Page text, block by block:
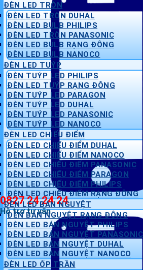
0827 24 24 24
Hỗ trợ tư vấn
ĐÈN LED TRÒN
ĐÈN LED TRÒN DUHAL
ĐÈN LED BULB PHILIPS
ĐÈN LED TRÒN PANASONIC
ĐÈN LED BULB RẠNG ĐÔNG
ĐÈN LED BULB NANOCO
ĐÈN LED TUÝP
ĐÈN TUÝP LED PHILIPS
ĐÈN LED TUÝP RẠNG ĐÔNG
ĐÈN TUÝP LED PARAGON
ĐÈN TUÝP LED DUHAL
ĐÈN TUÝP LED PANASONIC
ĐÈN TUÝP LED NANOCO
ĐÈN LED CHIẾU ĐIỂM
ĐÈN LED CHIẾU ĐIỂM DUHAL
ĐÈN LED CHIẾU ĐIỂM NANOCO
ĐÈN LED CHIẾU ĐIỂM PANASONIC
ĐÈN LED CHIẾU ĐIỂM PARAGON
ĐÈN LED CHIẾU ĐIỂM PHILIPS
ĐÈN LED CHIẾU ĐIỂM RẠNG ĐÔNG
ĐÈN LED BÁN NGUYỆT
ĐÈN BÁN NGUYỆT RẠNG ĐÔNG
ĐÈN LED BÁN NGUYỆT PHILIPS
ĐÈN LED BÁN NGUYỆT PANASONIC
ĐÈN LED BÁN NGUYỆT DUHAL
ĐÈN LED BÁN NGUYỆT NANOCO
ĐÈN LED ỐP TRẦN